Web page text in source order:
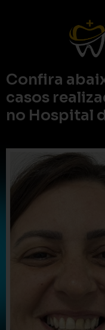
Confira
casos
no Hospital